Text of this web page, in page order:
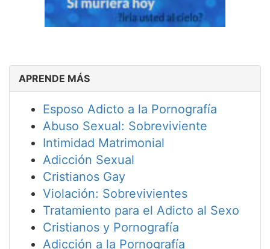
APRENDE MÁS
Esposo Adicto a la Pornografía
Abuso Sexual: Sobreviviente
Intimidad Matrimonial
Adicción Sexual
Cristianos Gay
Violación: Sobrevivientes
Tratamiento para el Adicto al Sexo
Cristianos y Pornografía
Adicción a la Pornografía